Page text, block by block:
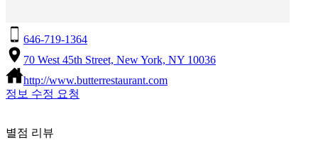
646-719-1364
70 West 45th Street, New York, NY 10036
http://www.butterrestaurant.com
정보 수정 요청
별점 리뷰